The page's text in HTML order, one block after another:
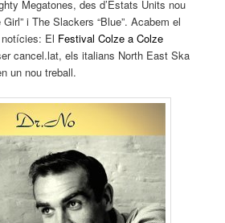
Megatones, des d’Estats Units nou
i The Slackers “Blue”. Acabem el
El Festival Colze a Colze
cancel.lat, els italians North East Ska
un nou treball.